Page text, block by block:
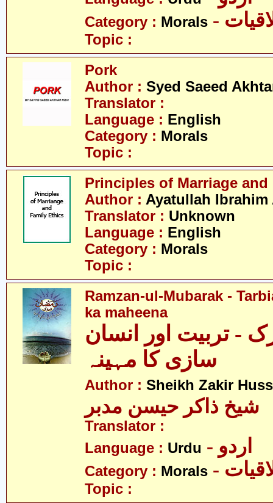
Category : Morals
Topic :
Pork
Author : Syed Saeed
Translator :
Language : English
Category : Morals
Topic :
Principles of Marriage
Author : Ayatullah Ibrahim
Translator : Unknown
Language : English
Category : Morals
Topic :
Ramzan-ul-Mubarak -
ka maheena
- تربیت اور انسان
سازی کا مہینہ
Author : Sheikh Zakir
شیخ ذاکر حیسن مدبر
Translator :
Language : Urdu - اردو
Category : Morals
Topic :